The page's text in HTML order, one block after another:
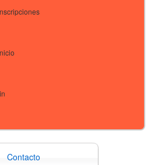
Contacto